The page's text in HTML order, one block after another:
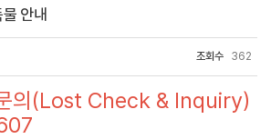
안내
조회수 362
의(Lost Check & Inquiry)